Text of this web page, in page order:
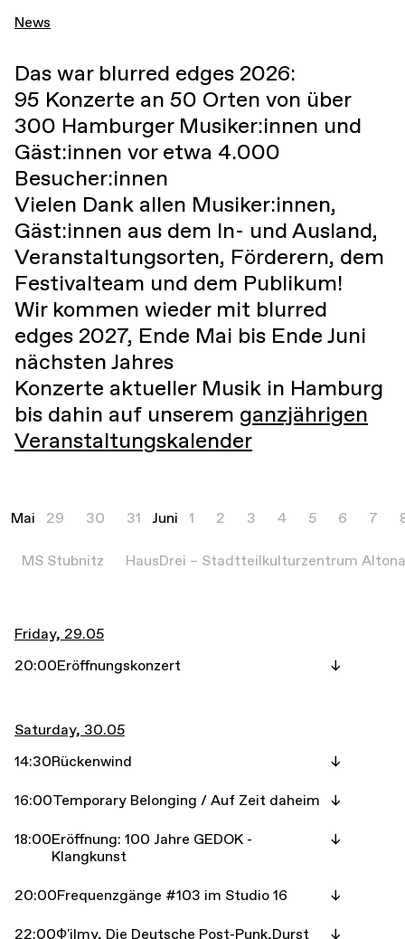
News
Das war blurred edges 2026:
95 Konzerte an 50 Orten von über
300 Hamburger Musiker:innen und
Gäst:innen vor etwa 4.000
Besucher:innen
Vielen Dank allen Musiker:innen,
Gäst:innen aus dem In- und Ausland,
Veranstaltungsorten, Förderern, dem
Festivalteam und dem Publikum!
Wir kommen wieder mit blurred
edges 2027, Ende Mai bis Ende Juni
nächsten Jahres
Konzerte aktueller Musik in Hamburg
bis dahin auf unserem ganzjährigen
Veranstaltungskalender
Mai 29 30 31 Juni 1 2 3 4 5 6 7
MS Stubnitz HausDrei – Stadtteilkulturzentrum
Friday, 29.05
20:00Eröffnungskonzert
Saturday, 30.05
14:30Rückenwind
16:00Temporary Belonging / Auf Zeit daheim
18:00Eröffnung: 100 Jahre GEDOK -
Klangkunst
20:00Frequenzgänge #103 im Studio 16
22:00Ф'ilmy, Die Deutsche Post-Punk,Durst